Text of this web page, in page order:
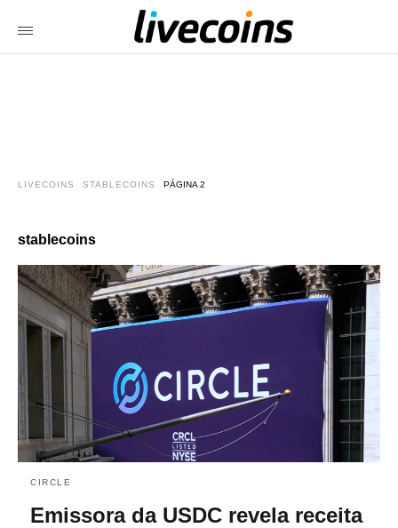
LIVECOINS STABLECOINS PÁGINA 2
stablecoins
CIRCLE
Emissora da USDC revela receita